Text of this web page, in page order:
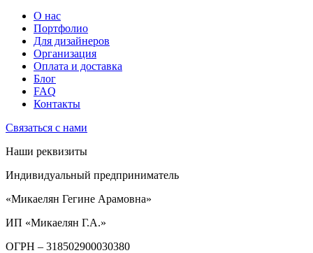
О нас
Портфолио
Для дизайнеров
Организация
Оплата и доставка
Блог
FAQ
Контакты
Связаться с нами
Наши реквизиты
Индивидуальный предприниматель
«Микаелян Гегине Арамовна»
ИП «Микаелян Г.А.»
ОГРН – 318502900030380